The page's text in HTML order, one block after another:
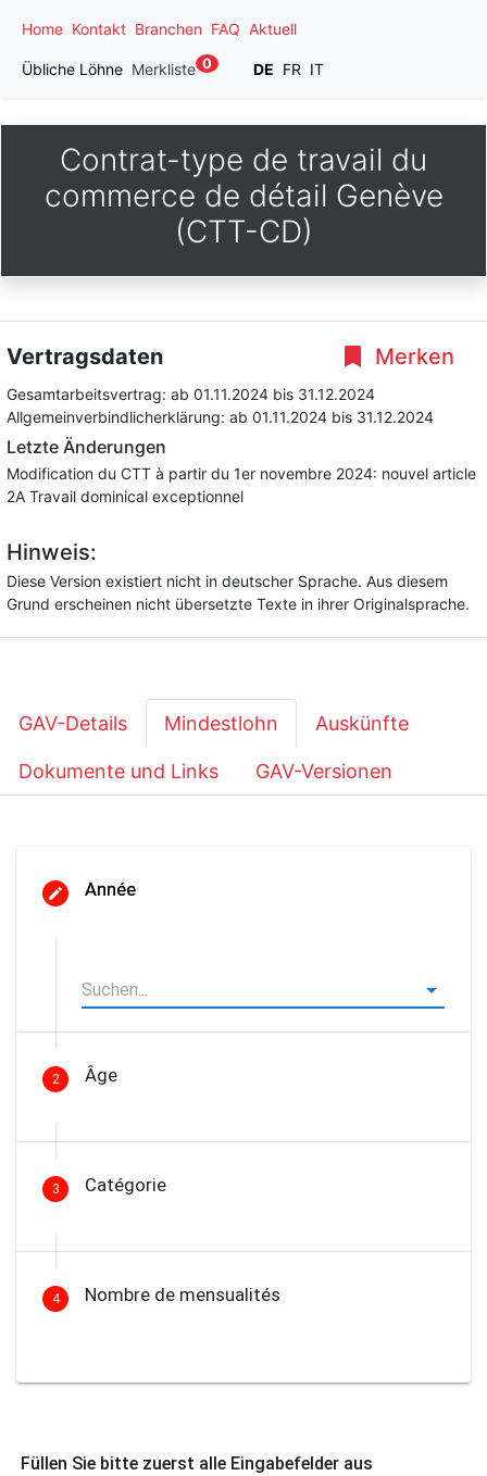
Home Kontakt Branchen FAQ Aktuell
Übliche Löhne Merkliste 0 DE FR IT
Contrat-type de travail du
commerce de détail Genève
(CTT-CD)
Merken
Vertragsdaten
Gesamtarbeitsvertrag: ab 01.11.2024 bis 31.12.2024
Allgemeinverbindlicherklärung: ab 01.11.2024 bis 31.12.2024
Letzte Änderungen
Modification du CTT à partir du 1er novembre 2024: nouvel article
2A Travail dominical exceptionnel
Hinweis:
Diese Version existiert nicht in deutscher Sprache. Aus diesem
Grund erscheinen nicht übersetzte Texte in ihrer Originalsprache.
GAV-Details Mindestlohn Auskünfte
Dokumente und Links GAV-Versionen
Année
2 Âge
3 Catégorie
4 Nombre de mensualités
Füllen Sie bitte zuerst alle Eingabefelder aus